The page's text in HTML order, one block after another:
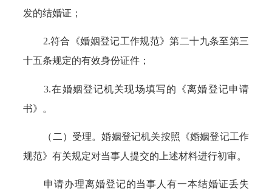
发的结婚证；
2.符合《婚姻登记工作规范》第二十九条至第三
十五条规定的有效身份证件；
3.在婚姻登记机关现场填写的《离婚登记申请
书》。
（二）受理。婚姻登记机关按照《婚姻登记工作
规范》有关规定对当事人提交的上述材料进行初审。
申请办理离婚登记的当事人有一本结婚证丢失